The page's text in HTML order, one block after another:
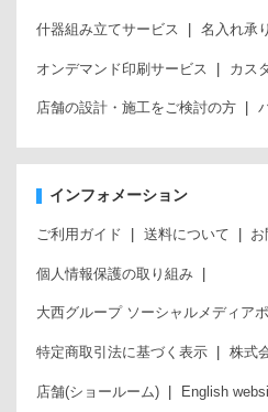
什器組み立てサービス 名入れ承
オンデマンド印刷サービス カス
店舗の設計・施工をご検討の方
インフォメーション
ご利用ガイド 送料について
個人情報保護の取り組み
大西グループ ソーシャルメディア
特定商取引法に基づく表示 株式
店舗(ショールーム) English